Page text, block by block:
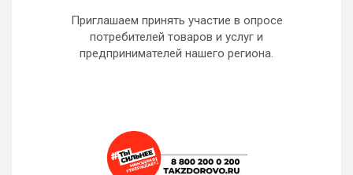
Приглашаем принять участие в опросе
потребителей товаров и услуг и
предпринимателей нашего региона.